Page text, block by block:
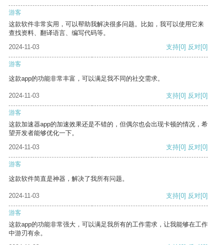
游客
这款软件非常实用，可以帮助我解决很多问题。比如，我可以使用它来
查找资料、翻译语言、编写代码等。
2024-11-03
支持[0] 反对[0]
游客
这款app的功能非常丰富，可以满足我不同的社交需求。
2024-11-03 支持[0] 反对[0]
游客
这款加速器app的加速效果还是不错的，但偶尔也会出现卡顿的情况，希
望开发者能够优化一下。
2024-11-03
支持[0] 反对[0]
游客
这款软件简直是神器，解决了我所有问题。
2024-11-03 支持[0] 反对[0]
游客
这款app的功能非常强大，可以满足我所有的工作需求，让我能够在工作
中游刃有余。